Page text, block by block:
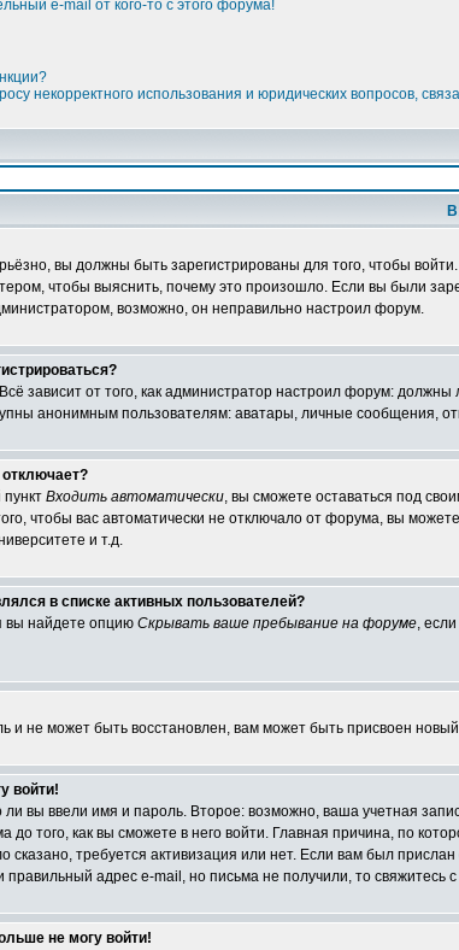
e-mail от кого-то с этого форума!
некорректного использования и юридических вопросов,
вы должны быть зарегистрированы для того, чтобы
чтобы выяснить, почему это произошло. Если вы были
возможно, он неправильно настроил форум.
зависит от того, как администратор настроил форум:
анонимным пользователям: аватары, личные сообщения,
Входить автоматически, вы сможете оставаться под
чтобы вас автоматически не отключало от форума, вы
и т.д.
в списке активных пользователей?
вы найдете опцию Скрывать ваше пребывание на форуме,
и не может быть восстановлен, вам может быть присвоен
войти!
ли вы ввели имя и пароль. Второе: возможно, ваша учетная
до того, как вы сможете в него войти. Главная причина, по
сказано, требуется активизация или нет. Если вам был
правильный адрес e-mail, но письма не получили, то свяжитесь
не могу войти!